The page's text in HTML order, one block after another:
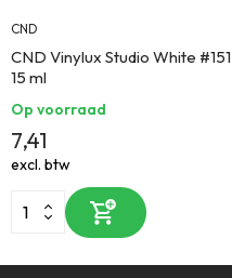
CND
CND Vinylux Studio White #151
15 ml
Op voorraad
7,41
excl. btw